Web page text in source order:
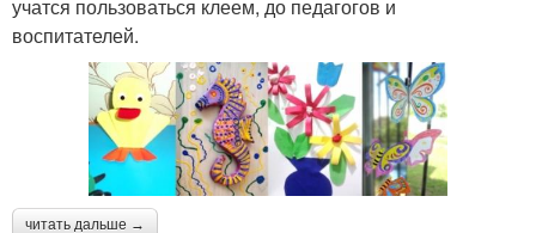
учатся пользоваться клеем, до педагогов и
воспитателей.
читать дальше →